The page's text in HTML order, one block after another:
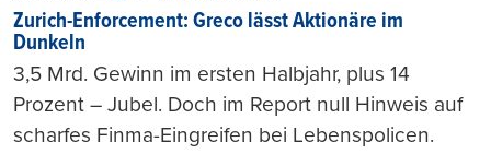
Zurich-Enforcement: Greco lässt Aktionäre im
Dunkeln
3,5 Mrd. Gewinn im ersten Halbjahr, plus 14
Prozent – Jubel. Doch im Report null Hinweis auf
scharfes Finma-Eingreifen bei Lebenspolicen.